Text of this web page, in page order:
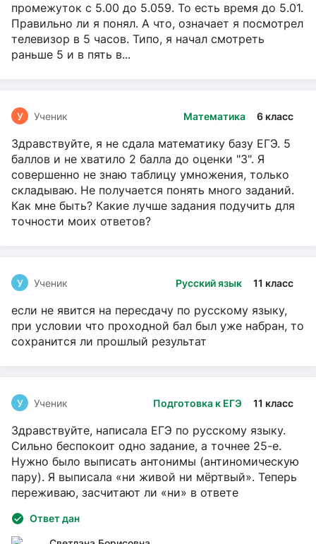
промежуток с 5.00 до 5.059. То есть время до 5.01.
Правильно ли я понял. А что, означает я посмотрел
телевизор в 5 часов. Типо, я начал смотреть
раньше 5 и в пять в...
Математика 6 класс
У Ученик
Здравствуйте, я не сдала математику базу ЕГЭ. 5
баллов и не хватило 2 балла до оценки "3". Я
совершенно не знаю таблицу умножения, только
складываю. Не получается понять много заданий.
Как мне быть? Какие лучше задания подучить для
точности моих ответов?
Русский язык 11 класс
У Ученик
если не явится на пересдачу по русскому языку,
при условии что проходной бал был уже набран, то
сохранится ли прошлый результат
Подготовка к ЕГЭ 11 класс
У Ученик
Здравствуйте, написала ЕГЭ по русскому языку.
Сильно беспокоит одно задание, а точнее 25-е.
Нужно было выписать антонимы (антиномическую
пару). Я выписала «ни живой ни мёртвый». Теперь
переживаю, засчитают ли «ни» в ответе
Ответ дан